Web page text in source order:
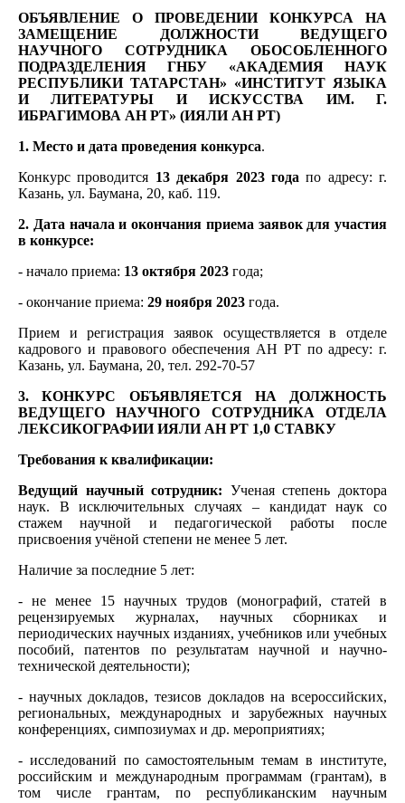
ОБЪЯВЛЕНИЕ О ПРОВЕДЕНИИ КОНКУРСА НА
ЗАМЕЩЕНИЕ ДОЛЖНОСТИ ВЕДУЩЕГО
НАУЧНОГО СОТРУДНИКА ОБОСОБЛЕННОГО
ПОДРАЗДЕЛЕНИЯ ГНБУ «АКАДЕМИЯ НАУК
РЕСПУБЛИКИ ТАТАРСТАН» «ИНСТИТУТ ЯЗЫКА
И ЛИТЕРАТУРЫ И ИСКУССТВА ИМ. Г.
ИБРАГИМОВА АН РТ» (ИЯЛИ АН РТ)
1. Место и дата проведения конкурса.
Конкурс проводится 13 декабря 2023 года по адресу: г.
Казань, ул. Баумана, 20, каб. 119.
2. Дата начала и окончания приема заявок для участия
в конкурсе:
- начало приема: 13 октября 2023 года;
- окончание приема: 29 ноября 2023 года.
Прием и регистрация заявок осуществляется в отделе
кадрового и правового обеспечения АН РТ по адресу: г.
Казань, ул. Баумана, 20, тел. 292-70-57
3. КОНКУРС ОБЪЯВЛЯЕТСЯ НА ДОЛЖНОСТЬ
ВЕДУЩЕГО НАУЧНОГО СОТРУДНИКА ОТДЕЛА
ЛЕКСИКОГРАФИИ ИЯЛИ АН РТ 1,0 СТАВКУ
Требования к квалификации:
Ведущий научный сотрудник: Ученая степень доктора
наук. В исключительных случаях – кандидат наук со
стажем научной и педагогической работы после
присвоения учёной степени не менее 5 лет.
Наличие за последние 5 лет:
- не менее 15 научных трудов (монографий, статей в
рецензируемых журналах, научных сборниках и
периодических научных изданиях, учебников или учебных
пособий, патентов по результатам научной и научно-
технической деятельности);
- научных докладов, тезисов докладов на всероссийских,
региональных, международных и зарубежных научных
конференциях, симпозиумах и др. мероприятиях;
- исследований по самостоятельным темам в институте,
российским и международным программам (грантам), в
том числе грантам, по республиканским научным